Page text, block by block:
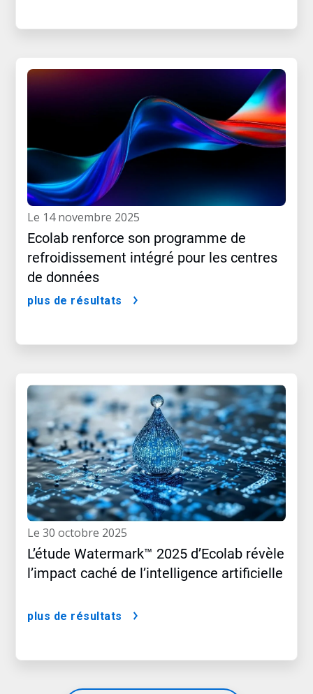
le 14 novembre 2025
Ecolab renforce son programme de
refroidissement intégré pour les centres
de données
plus de résultats
le 30 octobre 2025
L’étude Watermark™ 2025 d’Ecolab révèle
l’impact caché de l’intelligence artificielle
plus de résultats